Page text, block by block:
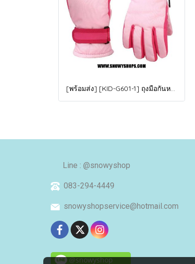
[พร้อมส่ง] [KID-G601-1] ถุงมือกันหนาวเด็กสีชมพูอ่อน ซับขนด้านใน ใส่กันหนาวเล่นหิมะได้ (เหมาะสำหรับเด็ก 3-5ขวบ)
Line : @snowyshop
083-294-4449
snowyshopservice@hotmail.com
@snowyshop